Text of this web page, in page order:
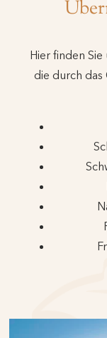
Hier finden
die durch